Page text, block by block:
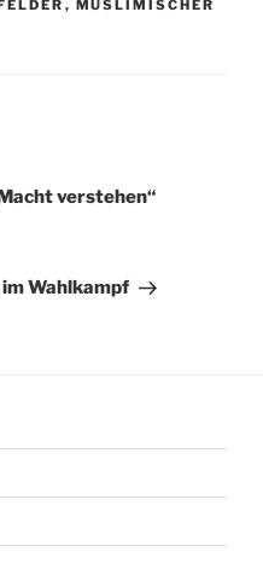
, MUSLIMISCHER
verstehen“
Wahlkampf